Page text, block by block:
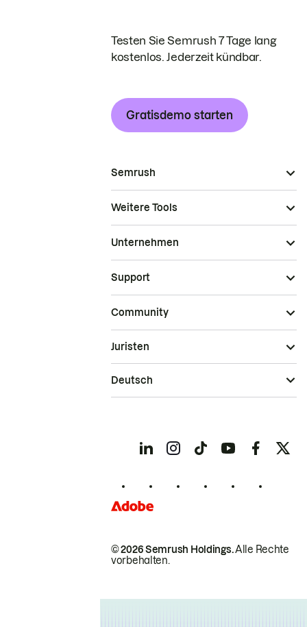
Testen Sie Semrush 7 Tage lang
kostenlos. Jederzeit kündbar.
Gratisdemo starten
Semrush
Weitere Tools
Unternehmen
Support
Community
© 2026 Semrush Holdings.Alle Rechte
vorbehalten.
Juristen
Deutsch